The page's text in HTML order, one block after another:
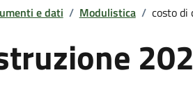
e dati / Modulistica / costo di